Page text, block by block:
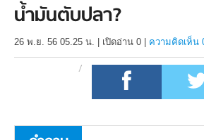
น้ำมันตับปลา?
26 พ.ย. 56 05.25 น. เปิดอ่าน 0 ความคิดเห็น